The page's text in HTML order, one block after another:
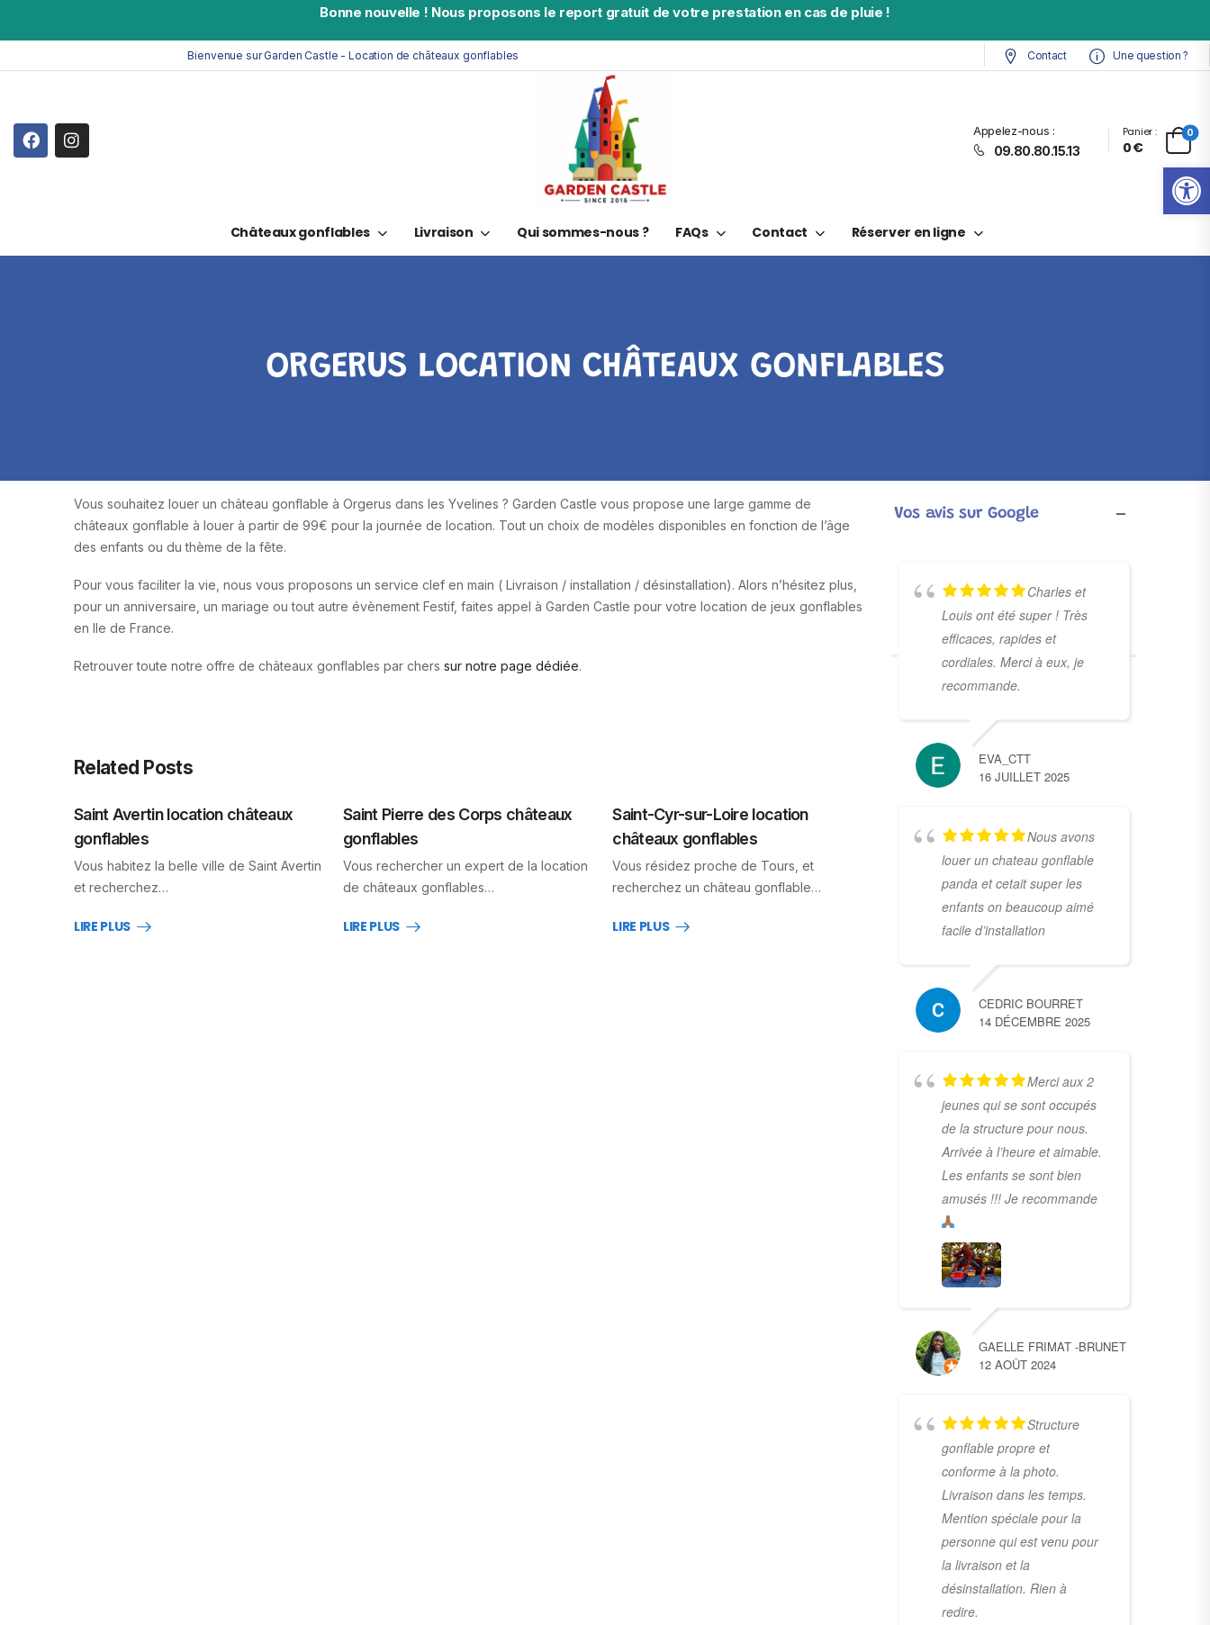
Bonne nouvelle ! Nous proposons le report gratuit de votre prestation en cas de pluie !
Bienvenue sur Garden Castle - Location de châteaux gonflables Contact Une question ?
Appelez-nous :
09.80.80.15.13
Panier :
0€
0
Châteaux gonflables Livraison Qui sommes-nous ? FAQs Contact Réserver en ligne
ORGERUS LOCATION CHÂTEAUX GONFLABLES
Vous souhaitez louer un château gonflable à Orgerus dans les Yvelines ? Garden Castle vous propose une large gamme de
châteaux gonflable à louer à partir de 99€ pour la journée de location. Tout un choix de modèles disponibles en fonction de l’âge
des enfants ou du thème de la fête.
Pour vous faciliter la vie, nous vous proposons un service clef en main ( Livraison / installation / désinstallation). Alors n’hésitez plus,
pour un anniversaire, un mariage ou tout autre évènement Festif, faites appel à Garden Castle pour votre location de jeux gonflables
en Ile de France.
Retrouver toute notre offre de châteaux gonflables par chers sur notre page dédiée.
Related Posts
Saint Avertin location châteaux
gonflables
Vous habitez la belle ville de Saint Avertin
et recherchez…
LIRE PLUS
Saint Pierre des Corps châteaux
gonflables
Vous rechercher un expert de la location
de châteaux gonflables…
LIRE PLUS
Saint-Cyr-sur-Loire location
châteaux gonflables
Vous résidez proche de Tours, et
recherchez un château gonflable…
LIRE PLUS
Vos avis sur Google
Charles et
Louis ont été super ! Très
efficaces, rapides et
cordiales. Merci à eux, je
recommande.
EVA_CTT
16 JUILLET 2025
Nous avons
louer un chateau gonflable
panda et cetait super les
enfants on beaucoup aimé
facile d’installation
CEDRIC BOURRET
14 DÉCEMBRE 2025
Merci aux 2
jeunes qui se sont occupés
de la structure pour nous.
Arrivée à l’heure et aimable.
Les enfants se sont bien
amusés !!! Je recommande
GAELLE FRIMAT -BRUNET
12 AOÛT 2024
Structure
gonflable propre et
conforme à la photo.
Livraison dans les temps.
Mention spéciale pour la
personne qui est venu pour
la livraison et la
désinstallation. Rien à
redire.